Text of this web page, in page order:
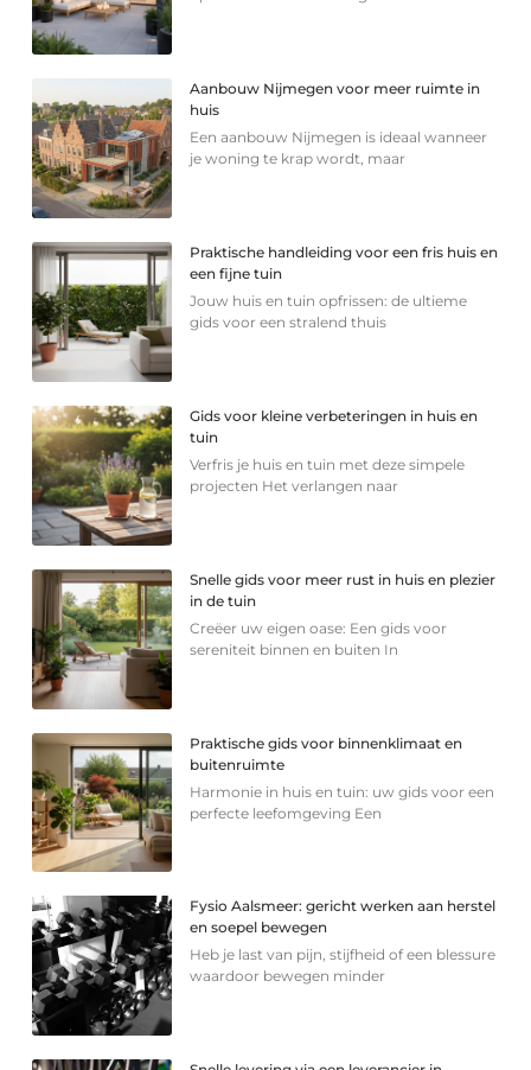
Aanbouw Nijmegen voor meer ruimte in
huis
Een aanbouw Nijmegen is ideaal wanneer
je woning te krap wordt, maar
Praktische handleiding voor een fris huis en
een fijne tuin
Jouw huis en tuin opfrissen: de ultieme
gids voor een stralend thuis
Gids voor kleine verbeteringen in huis en
tuin
Verfris je huis en tuin met deze simpele
projecten Het verlangen naar
Snelle gids voor meer rust in huis en plezier
in de tuin
Creëer uw eigen oase: Een gids voor
sereniteit binnen en buiten In
Praktische gids voor binnenklimaat en
buitenruimte
Harmonie in huis en tuin: uw gids voor een
perfecte leefomgeving Een
Fysio Aalsmeer: gericht werken aan herstel
en soepel bewegen
Heb je last van pijn, stijfheid of een blessure
waardoor bewegen minder